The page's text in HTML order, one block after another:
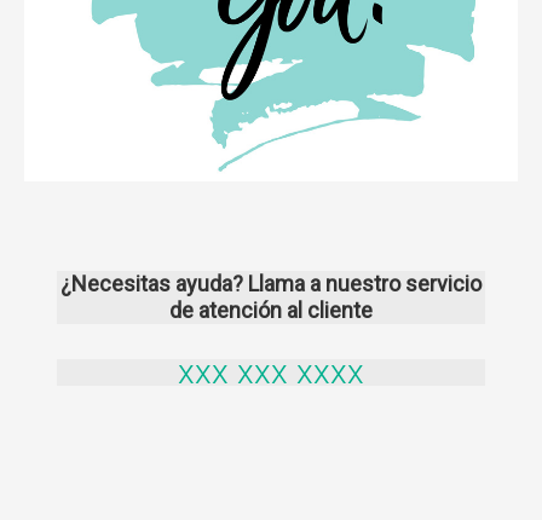
¿Necesitas ayuda? Llama a nuestro servicio
de atención al cliente
xxx xxx xxxx